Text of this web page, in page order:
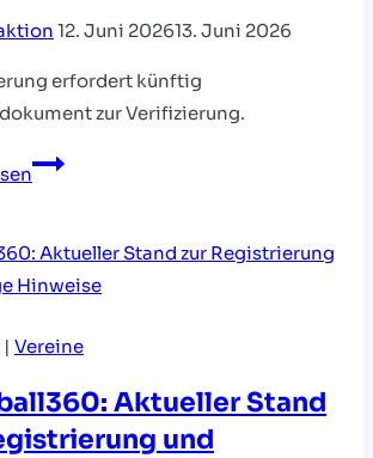
12. Juni 202613. Juni 2026
erfordert künftig
zur Verifizierung.
Handball360:
Registrierungsprozess
| Vereine
Aktueller Stand
und